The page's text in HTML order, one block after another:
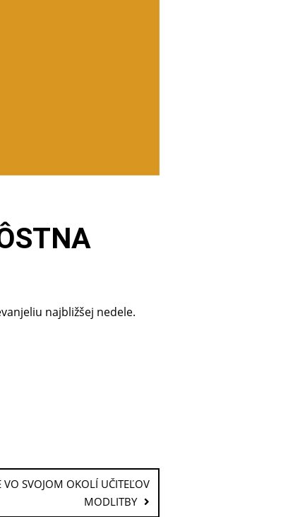
najbližšej nedele.
SVOJOM OKOLÍ UČITEĽOV
MODLITBY